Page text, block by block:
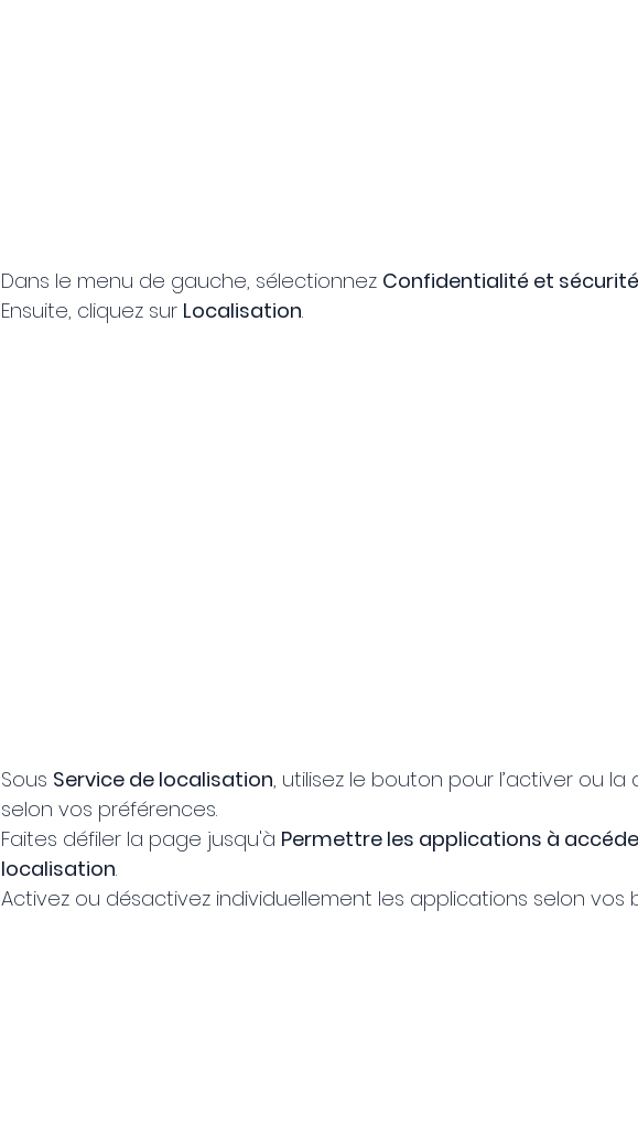
Dans le menu de gauche, sélectionnez Confidentialité et sécurité
Ensuite, cliquez sur Localisation.
Sous Service de localisation, utilisez le bouton pour l’activer ou
selon vos préférences.
Faites défiler la page jusqu'à Permettre les applications à
localisation.
Activez ou désactivez individuellement les applications selon vos